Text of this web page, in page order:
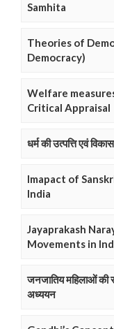
Samhita
Theories of
Democracy)
Welfare
Critical Appraisal
धर्म की उत्पत्ति एवं
Imapact of
India
Jayaprakash
Movements in
जनजातिय महिलाओं की
अध्ययन